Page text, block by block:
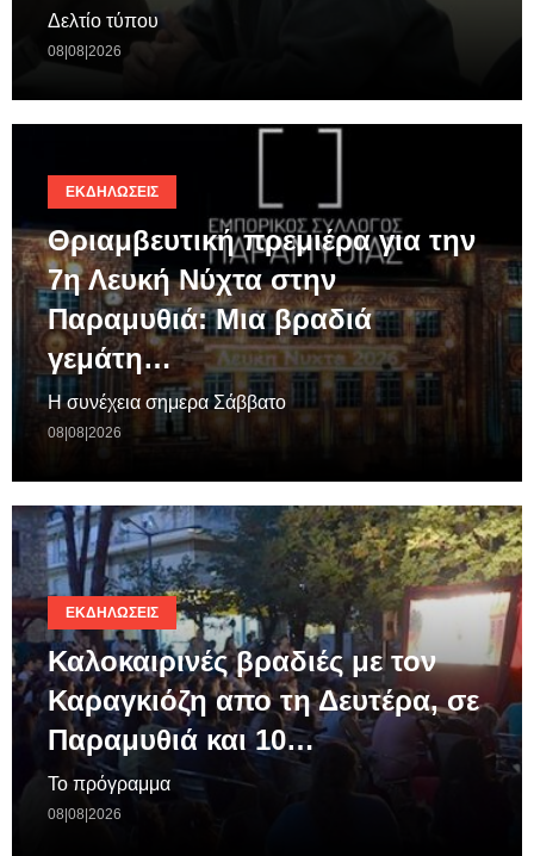
Δελτίο τύπου
08|08|2026
ΕΚΔΗΛΏΣΕΙΣ
Θριαμβευτική πρεμιέρα για την
7η Λευκή Νύχτα στην
Παραμυθιά: Μια βραδιά
γεμάτη…
Η συνέχεια σημερα Σάββατο
08|08|2026
ΕΚΔΗΛΏΣΕΙΣ
Καλοκαιρινές βραδιές με τον
Καραγκιόζη απο τη Δευτέρα, σε
Παραμυθιά και 10…
Το πρόγραμμα
08|08|2026